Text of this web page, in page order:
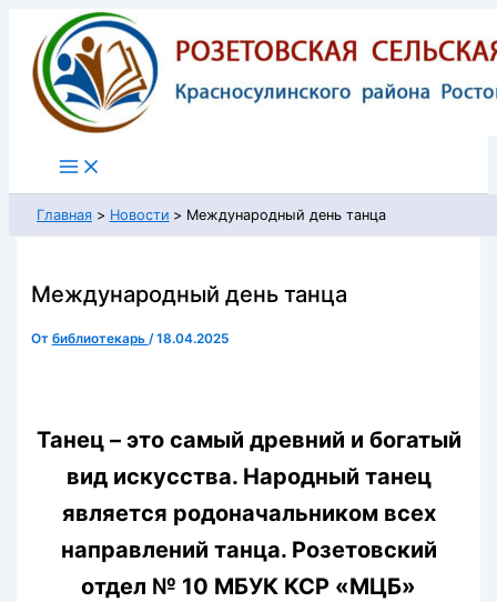
Перейти
содержимому
Главная Новости Международный день танца
Международный день танца
От библиотекарь /18.04.2025
Танец – это самый древний и богатый
вид искусства. Народный танец
является родоначальником всех
направлений танца. Розетовский
отдел № 10 МБУК КСР «МЦБ»